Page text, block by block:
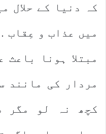
کہ دنیا کے حلال
میں عذاب و عِقاب
مبتلا ہونا
مردار کی مانند
کچھ نہ لو مگر